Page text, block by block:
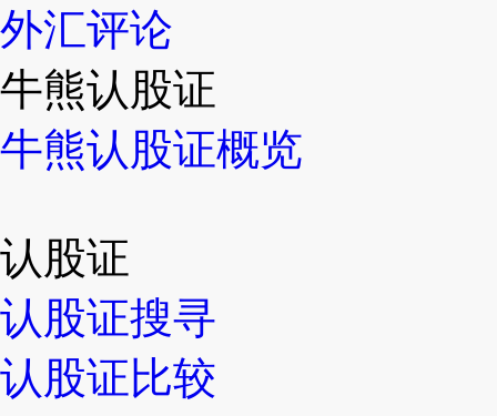
外汇评论
牛熊认股证
牛熊认股证概览
认股证
认股证搜寻
认股证比较